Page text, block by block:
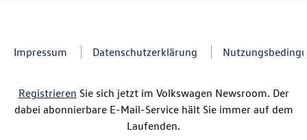
Impressum Datenschutzerklärung
Registrieren Sie sich jetzt im Volkswagen Newsroom. Der
dabei abonnierbare E-Mail-Service hält Sie immer auf dem
Laufenden.